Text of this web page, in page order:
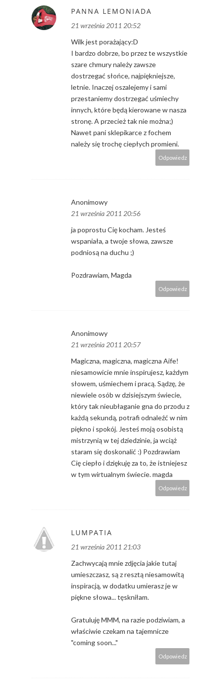
PANNA LEMONIADA
21 września 2011 20:52
Wilk jest porażający:D
I bardzo dobrze, bo przez te wszystkie
szare chmury należy zawsze
dostrzegać słońce, najpiękniejsze,
letnie. Inaczej oszalejemy i sami
przestaniemy dostrzegać uśmiechy
innych, które będą kierowane w nasza
stronę. A przecież tak nie można;)
Nawet pani sklepikarce z fochem
należy się trochę ciepłych promieni.
Odpowiedz
Anonimowy
21 września 2011 20:56
ja poprostu Cię kocham. Jesteś
wspaniała, a twoje słowa, zawsze
podniosą na duchu ;)
Pozdrawiam, Magda
Odpowiedz
Anonimowy
21 września 2011 20:57
Magiczna, magiczna, magiczna Aife!
niesamowicie mnie inspirujesz, każdym
słowem, uśmiechem i pracą. Sądzę, że
niewiele osób w dzisiejszym świecie,
który tak nieubłaganie gna do przodu z
każdą sekundą, potrafi odnaleźć w nim
piękno i spokój. Jesteś moją osobistą
mistrzynią w tej dziedzinie, ja wciąż
staram się doskonalić :) Pozdrawiam
Cię ciepło i dziękuję za to, że istniejesz
w tym wirtualnym świecie. magda
Odpowiedz
LUMPATIA
21 września 2011 21:03
Zachwycają mnie zdjęcia jakie tutaj
umieszczasz, są z resztą niesamowitą
inspiracją, w dodatku umierasz je w
piękne słowa... tęskniłam.
Gratuluję MMM, na razie podziwiam, a
właściwie czekam na tajemnicze
"coming soon..."
Odpowiedz